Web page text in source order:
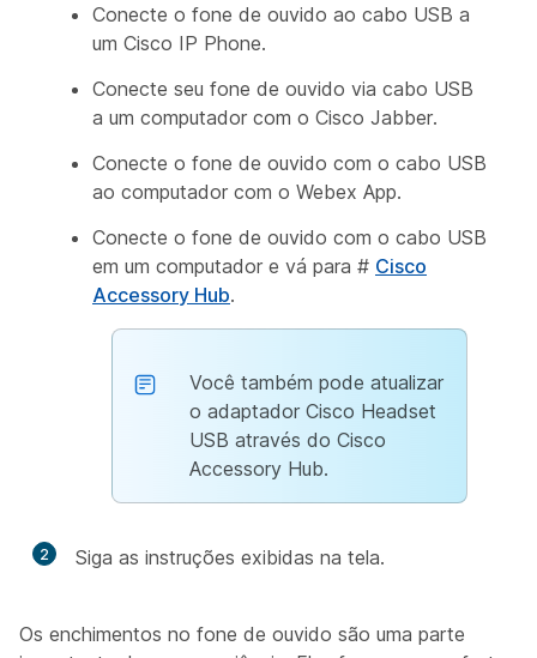
Conecte o fone de ouvido ao cabo USB a
um Cisco IP Phone.
Conecte seu fone de ouvido via cabo USB
a um computador com o Cisco Jabber.
Conecte o fone de ouvido com o cabo USB
ao computador com o Webex App.
Conecte o fone de ouvido com o cabo USB
em um computador e vá para # Cisco
Accessory Hub.
Você também pode atualizar
o adaptador Cisco Headset
USB através do Cisco
Accessory Hub.
2 Siga as instruções exibidas na tela.
Os enchimentos no fone de ouvido são uma parte